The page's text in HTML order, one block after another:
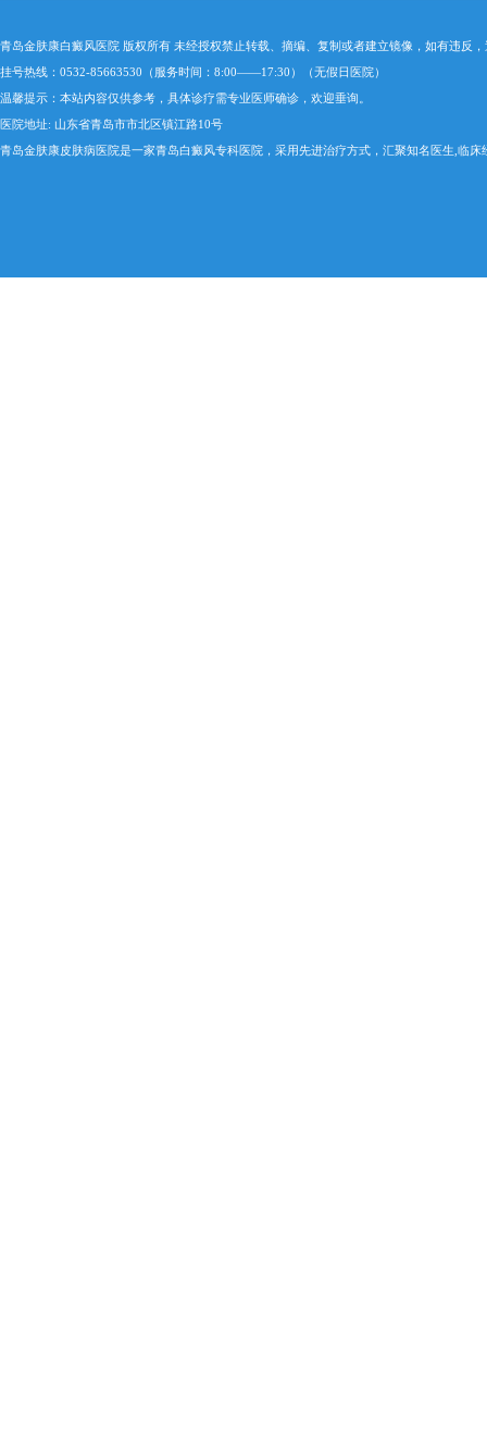
青岛金肤康白癜风医院 版权所有 未经授权禁止转载、摘编、复制或者建立镜像，如有违反
挂号热线：0532-85663530（服务时间：8:00——17:30）（无假日医院）
温馨提示：本站内容仅供参考，具体诊疗需专业医师确诊，欢迎垂询。
医院地址: 山东省青岛市市北区镇江路10号
青岛金肤康皮肤病医院是一家青岛白癜风专科医院，采用先进治疗方式，汇聚知名医生,临床